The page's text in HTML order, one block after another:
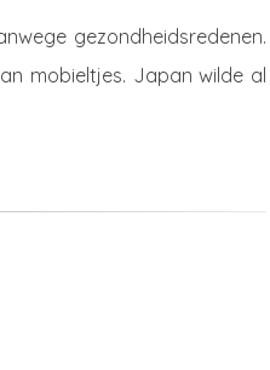
gezondheidsredenen.
mobieltjes. Japan wilde al